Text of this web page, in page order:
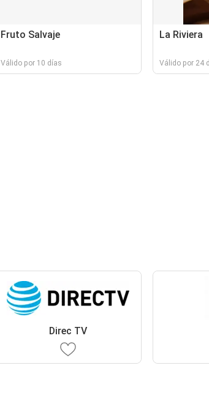
Fruto Salvaje
Válido por 10 días
La Riviera
Válido por 24
Direc TV